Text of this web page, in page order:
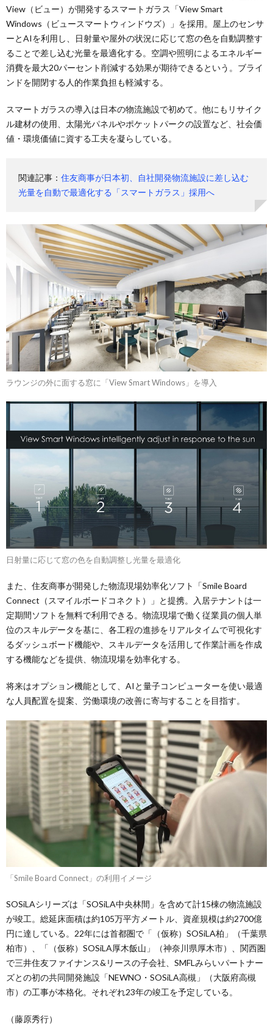
View（ビュー）が開発するスマートガラス「View Smart
Windows（ビュースマートウィンドウズ）」を採用。屋上のセンサ
ーとAIを利用し、日射量や屋外の状況に応じて窓の色を自動調整す
ることで差し込む光量を最適化する。空調や照明によるエネルギー
消費を最大20パーセント削減する効果が期待できるという。ブライ
ンドを開閉する人的作業負担も軽減する。
スマートガラスの導入は日本の物流施設で初めて。他にもリサイク
ル建材の使用、太陽光パネルやポケットパークの設置など、社会価
値・環境価値に資する工夫を凝らしている。
関連記事： 住友商事が日本初、自社開発物流施設に差し込む
光量を自動で最適化する「スマートガラス」採用へ
ラウンジの外に面する窓に「View Smart Windows」を導入
日射量に応じて窓の色を自動調整し光量を最適化
また、住友商事が開発した物流現場効率化ソフト「Smile Board
Connect（スマイルボードコネクト）」と提携。入居テナントは一
定期間ソフトを無料で利用できる。物流現場で働く従業員の個人単
位のスキルデータを基に、各工程の進捗をリアルタイムで可視化す
るダッシュボード機能や、スキルデータを活用して作業計画を作成
する機能などを提供、物流現場を効率化する。
将来はオプション機能として、AIと量子コンピューターを使い最適
な人員配置を提案、労働環境の改善に寄与することを目指す。
「Smile Board Connect」の利用イメージ
SOSiLAシリーズは「SOSiLA中央林間」を含めて計15棟の物流施設
が竣工。総延床面積は約105万平方メートル、資産規模は約2700億
円に達している。22年には首都圏で「（仮称）SOSiLA柏」（千葉県
柏市）、「（仮称）SOSiLA厚木飯山」（神奈川県厚木市）、関西圏
で三井住友ファイナンス&リースの子会社、SMFLみらいパートナー
ズとの初の共同開発施設「NEWNO・SOSiLA高槻」（大阪府高槻
市）の工事が本格化。それぞれ23年の竣工を予定している。
（藤原秀行）